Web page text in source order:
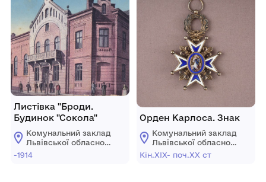
Листівка "Броди.
Будинок "Сокола"
Комунальний заклад
Львівської обласної
ради "Львівський
-1914
Орден Карлоса. Знак
Комунальний заклад
Львівської обласної
ради "Львівський
Кін.ХІХ- поч.ХХ ст